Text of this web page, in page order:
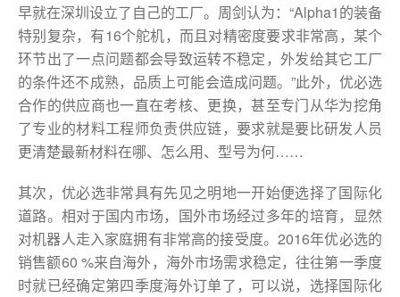
早就在深圳设立了自己的工厂。周剑认为：“Alpha1的装备
特别复杂，有16个舵机，而且对精密度要求非常高，某个
环节出了一点问题都会导致运转不稳定，外发给其它工厂
的条件还不成熟，品质上可能会造成问题。”此外，优必选
合作的供应商也一直在考核、更换，甚至专门从华为挖角
了专业的材料工程师负责供应链，要求就是要比研发人员
更清楚最新材料在哪、怎么用、型号为何……
其次，优必选非常具有先见之明地一开始便选择了国际化
道路。相对于国内市场，国外市场经过多年的培育，显然
对机器人走入家庭拥有非常高的接受度。2016年优必选的
销售额60 %来自海外，海外市场需求稳定，往往第一季度
时就已经确定第四季度海外订单了，可以说，选择国际化